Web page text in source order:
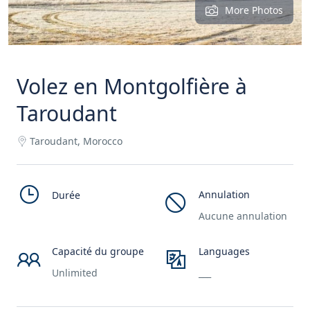
More Photos
Volez en Montgolfière à
Taroudant
Taroudant, Morocco
Durée
Annulation
Aucune annulation
Capacité du groupe
Unlimited
Languages